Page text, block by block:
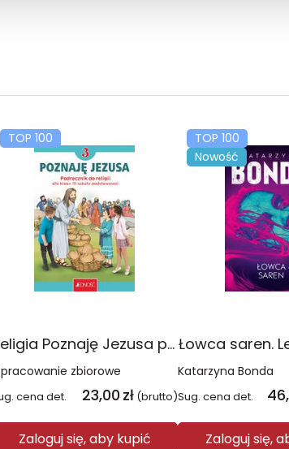
TOP 100
Religia Poznaję Jezusa podręcznik dla klasy 3 szkoły podstawowej
zbiorowe
cena det. 23,00 zł (brutto)
Zaloguj się, aby kupić
TOP 100
Nowość
Łowca saren.
Katarzyna Bonda
Sug. cena det.
Zaloguj się,